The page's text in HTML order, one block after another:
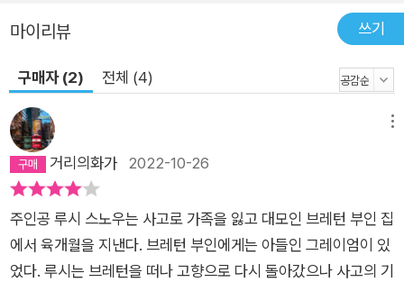
한 관찰과 묘사는 곧 루시 자신에 대한 간접적인 성찰이기도 하
다. 이렇듯 『빌레뜨』는 대담하고 솔직하게 열정을 표출하면서도
열정을 억누르고 부정하는, 정신적·경제적 독립을 원하면서도 독
립이 주는 힘을 두려워하는 여성의 분열된 심리를 탐색하며 현대
모더니즘 소설의 단초를 보여주는 선구적인 작품이다.
마이리뷰 쓰기
구매자 (2) 전체 (4)
거리의화가 2022-10-26
주인공 루시 스노우는 사고로 가족을 잃고 대모인 브레턴 부인 집
에서 육개월을 지낸다. 브레턴 부인에게는 아들인 그레이엄이 있
었다. 루시는 브레턴을 떠나 고향으로 다시 돌아갔으나 사고의 기